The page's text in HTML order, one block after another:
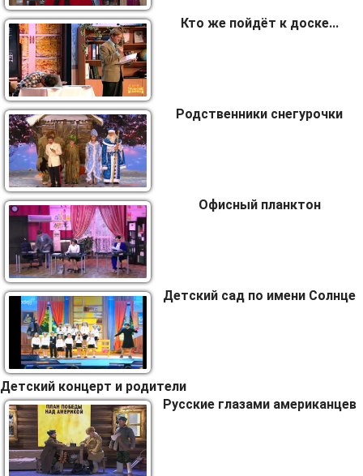
Кто же пойдёт к доске...
Родственники снегурочки
Офисный планктон
Детский сад по имени Солнце
Детский концерт и родители
Русские глазами американцев